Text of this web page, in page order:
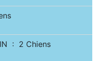
: 2 Chiens